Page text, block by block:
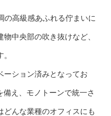
の高級感あふれる佇まいに
中央部の吹き抜けなど、
ーション済みとなってお
備え、モノトーンで統一さ
どんな業種のオフィスにも